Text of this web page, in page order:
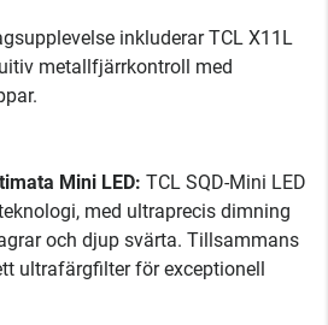
inkluderar TCL X11L
metallfjärrkontroll med
Mini LED: TCL SQD-Mini LED
med ultraprecis dimning
och djup svärta. Tillsammans
ultrafärgfilter för exceptionell